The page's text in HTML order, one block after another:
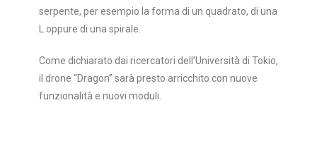
serpente, per esempio la forma di un quadrato, di una
L oppure di una spirale.
Come dichiarato dai ricercatori dell’Università di Tokio,
il drone “Dragon” sarà presto arricchito con nuove
funzionalità e nuovi moduli.